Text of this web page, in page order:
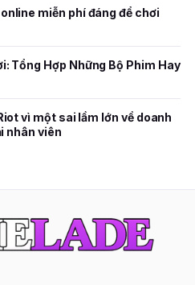
miễn phí đáng để chơi
Tổng Hợp Những Bộ Phim Hay
vì một sai lầm lớn về doanh
nhân viên